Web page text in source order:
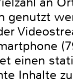
genutzt
einen
Inhalte